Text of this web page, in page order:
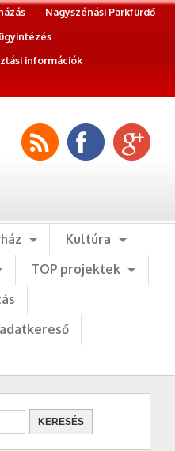
Nagyszénási Parkfürdő
információk
Kultúra
TOP projektek